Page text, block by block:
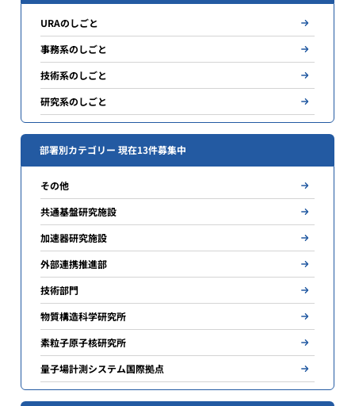
URAのしごと
事務系のしごと
技術系のしごと
研究系のしごと
部署別カテゴリー 現在13件募集中
その他
共通基盤研究施設
加速器研究施設
外部連携推進部
技術部門
物質構造科学研究所
素粒子原子核研究所
量子場計測システム国際拠点